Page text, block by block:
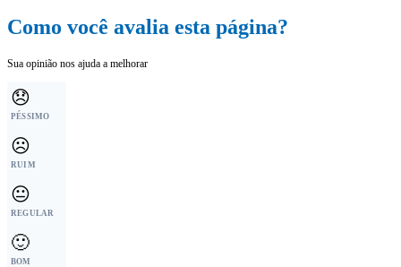
Como você avalia esta página?
Sua opinião nos ajuda a melhorar
😞
PÉSSIMO
☹️
RUIM
😐
REGULAR
🙂
BOM